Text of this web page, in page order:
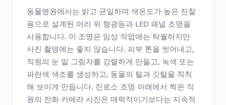
동물병원에서는 밝고 균일하며 색온도가 높은 진찰
용으로 설계된 머리 위 형광등과 LED 패널 조명을
사용합니다. 이 조명은 임상 작업에는 탁월하지만
사진 촬영에는 좋지 않습니다. 피부 톤을 씻어내고,
직원의 눈 밑 그림자를 강렬하게 만들고, 녹색 또는
파란색 색조를 생성하고, 동물의 털과 깃털을 칙칙
해 보이게 만듭니다. 진료소 조명 아래에서 찍은 직
원의 전화 카메라 사진은 매력적이기보다는 지속적